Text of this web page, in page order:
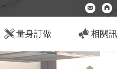
量身訂做 相關